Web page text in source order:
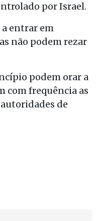
por Israel.
a entrar em
não podem rezar
podem orar a
com frequência as
de